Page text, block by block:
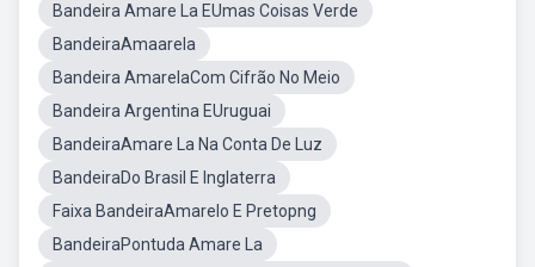
Bandeira Amare La EUmas Coisas Verde
BandeiraAmaarela
Bandeira AmarelaCom Cifrão No Meio
Bandeira Argentina EUruguai
BandeiraAmare La Na Conta De Luz
BandeiraDo Brasil E Inglaterra
Faixa BandeiraAmarelo E Pretopng
BandeiraPontuda Amare La